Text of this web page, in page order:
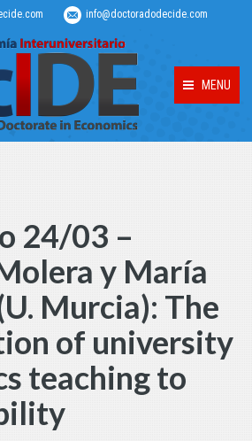
info@doctoradodecide.com
MENU
24/03 –
y María
Murcia): The
of university
teaching to